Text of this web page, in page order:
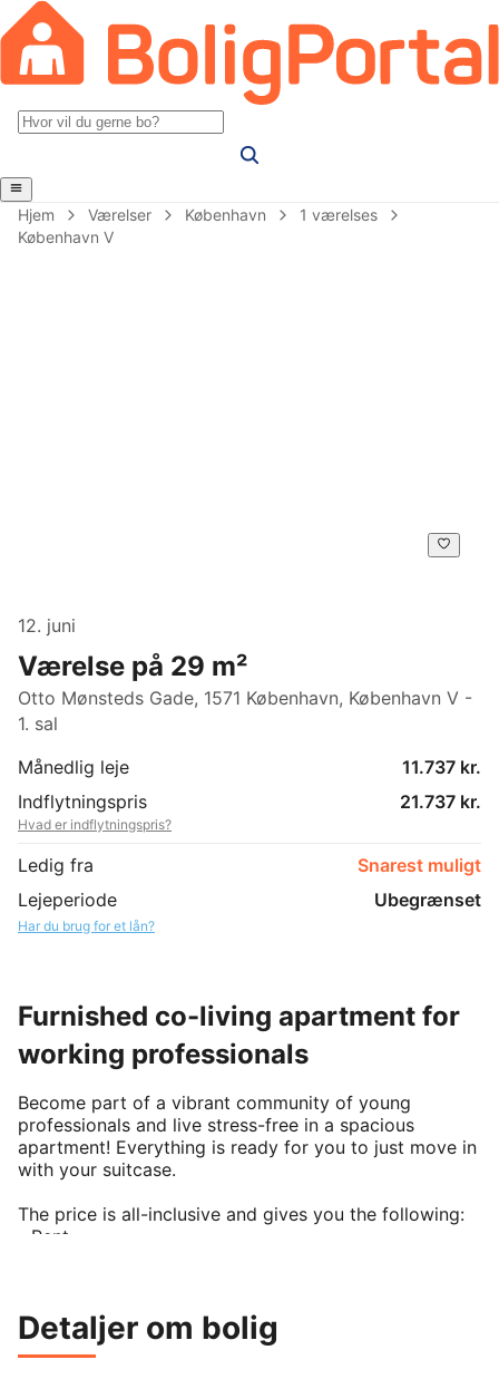
Hjem Værelser København
1 værelses
København V
12. juni
Værelse på 29 m²
Otto Mønsteds Gade, 1571 København, København V -
1. sal
Månedlig leje
11.737 kr.
Indflytningspris
21.737 kr.
Hvad er indflytningspris?
Ledig fra
Snarest muligt
Lejeperiode
Ubegrænset
Har du brug for et lån?
Furnished co-living apartment for
working professionals
Become part of a vibrant community of young
professionals and live stress-free in a spacious
apartment! Everything is ready for you to just move in
with your suitcase.
The price is all-inclusive and gives you the following:
- Rent
- Cleaning services
- CPR registration
Detaljer om bolig